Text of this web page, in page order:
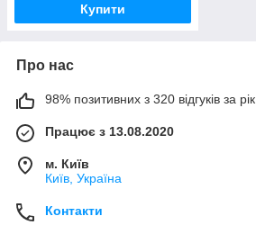
Купити
Про нас
98% позитивних з 320 відгуків за рік
Працює з 13.08.2020
м. Київ
Київ, Україна
Контакти